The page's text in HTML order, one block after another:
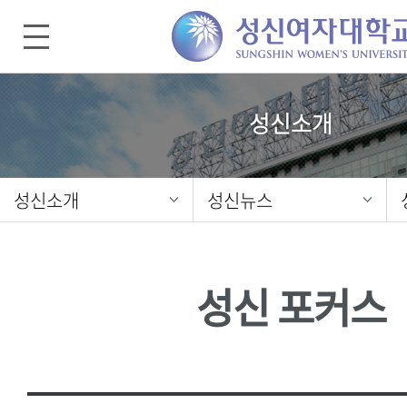
성신소개
성신소개 성신뉴스
성신 포커스